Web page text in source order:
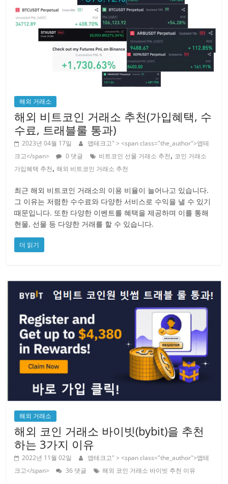
해외 거래소
해외 비트코인 거래소 추천(가입혜택, 수
수료, 트래블룰 통과)
2023년 04월 17일 앱테크고" > <span class="the_author">앱테
크고</span>
0 댓글 비트코인 선물 거래소 추천, 코인 거래소
가입혜택 추천,해외 비트코인 거래소 추천
최근 해외 비트코인 거래소의 이용 비율이 늘어나고 있습니다.
그 이유는 저렴한 수수료와 다양한 서비스로 수익을 낼 수 있기
때문입니다. 또한 다양한 이벤트를 혜택을 제공하며 이를 통해
현물, 선물 등 다양한 거래를 할 수 있습니다.
더 읽기
해외 거래소
해외 코인 거래소 바이빗(bybit)을 추천
하는 3가지 이유
2022년 11월 02일 앱테크고" > <span class="the_author">앱테
크고</span>
36 댓글 해외 코인 거래소 바이빗 추천 이유